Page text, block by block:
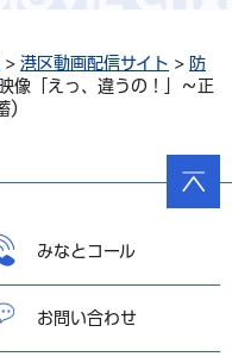
> 港区動画配信サイト > 防
像「えっ、違うの！」～正
）
みなとコール
お問い合わせ
ページ
の先頭